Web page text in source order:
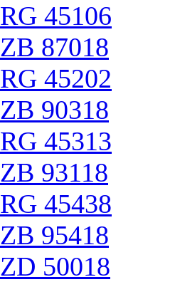
RG 45106
ZB 87018
RG 45202
ZB 90318
RG 45313
ZB 93118
RG 45438
ZB 95418
ZD 50018